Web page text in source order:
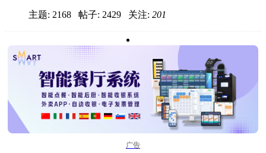
主题: 2168 帖子: 2429 关注: 201
广告